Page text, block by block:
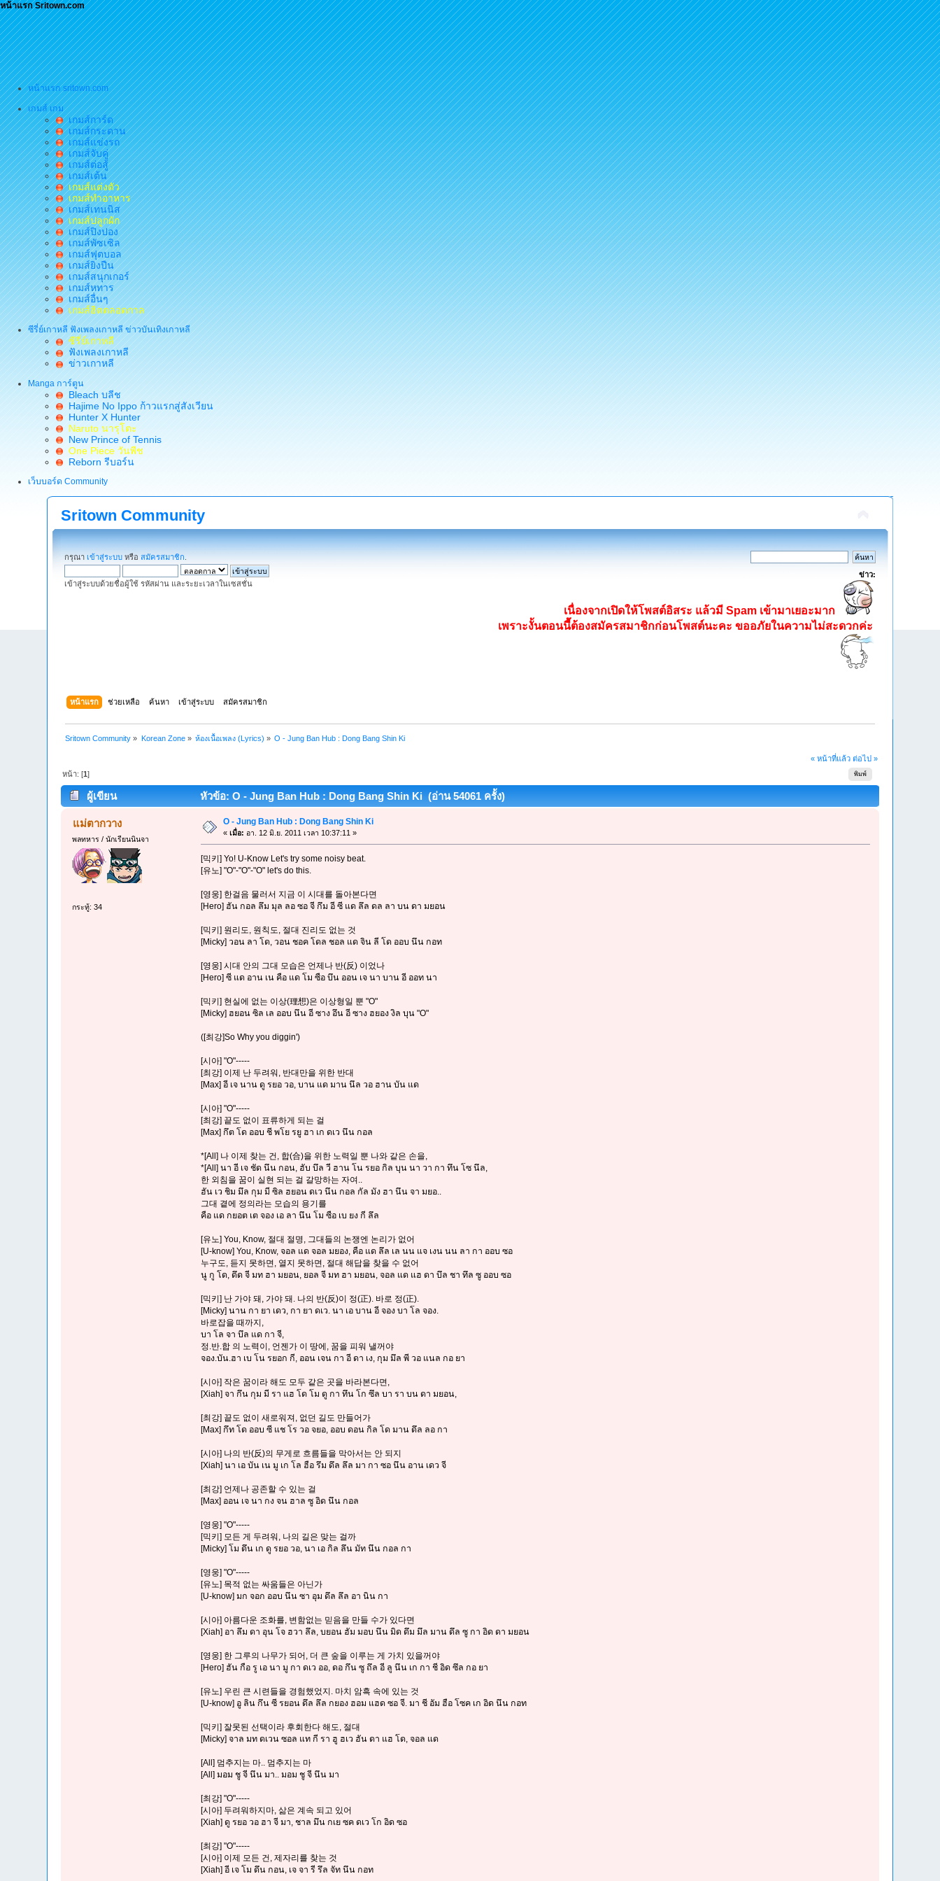
หน้าแรก Sritown.com
หน้าแรก sritown.com
เกมส์ เกม
เกมส์การ์ด
เกมส์กระดาน
เกมส์แข่งรถ
เกมส์จับคู่
เกมส์ต่อสู้
เกมส์เต้น
เกมส์แต่งตัว
เกมส์ทำอาหาร
เกมส์เทนนิส
เกมส์ปลูกผัก
เกมส์ปิงปอง
เกมส์พัซเซิล
เกมส์ฟุตบอล
เกมส์ยิงปืน
เกมส์สนุกเกอร์
เกมส์หทาร
เกมส์อื่นๆ
เกมส์ฮิตตลอดกาล
ซีรี่ย์เกาหลี ฟังเพลงเกาหลี ข่าวบันเทิงเกาหลี
ซีรี่ย์เกาหลี
ฟังเพลงเกาหลี
ข่าวเกาหลี
Manga การ์ตูน
Bleach บลีช
Hajime No Ippo ก้าวแรกสู่สังเวียน
Hunter X Hunter
Naruto นารุโตะ
New Prince of Tennis
One Piece วันพีช
Reborn รีบอร์น
เว็บบอร์ด Community
Sritown Community
กรุณา เข้าสู่ระบบ หรือสมัครสมาชิก
เข้าสู่ระบบด้วยชื่อผู้ใช้ รหัสผ่าน และระยะเวลาในเซสชั่น
ข่าว:
เนื่องจากเปิดให้โพสต์อิสระ แล้วมี Spam เข้ามาเยอะมาก
เพราะงั้นตอนนี้ต้องสมัครสมาชิกก่อนโพสต์นะคะ ขออภัยในความไม่สะดวกค่ะ
หน้าแรก ช่วยเหลือ ค้นหา เข้าสู่ระบบ สมัครสมาชิก
Sritown Community » Korean Zone» ห้องเนื้อเพลง (Lyrics) » O - Jung Ban Hub : Dong Bang Shin Ki
« หน้าที่แล้ว ต่อไป »
พิมพ์
หน้า: [1]
ผู้เขียน หัวข้อ: O - Jung Ban Hub : Dong Bang Shin Ki (อ่าน 54061 ครั้ง)
แม่ตากวาง
พลทหาร / นักเรียนนินจา
กระทู้: 34
O - Jung Ban Hub : Dong Bang Shin Ki
«เมื่อ: อา. 12 มิ.ย. 2011 เวลา 10:37:11 »
[믹키] Yo! U-Know Let's try some noisy beat.
[유노] "O"-"O"-"O" let's do this.
[영웅] 한걸음 물러서 지금 이 시대를 돌아본다면
[Hero] ฮัน กอล ลึม มุล ลอ ซอ จี กึม อี ซี แด ลึล ดล ลา บน ดา มยอน
[믹키] 원리도, 원칙도, 절대 진리도 없는 것
[Micky] วอน ลา โด, วอน ชอค โดล ชอล แด จิน ลี โด ออบ นึน กอท
[영웅] 시대 안의 그대 모습은 언제나 반(反) 이었나
[Hero] ซี แด อาน เน คือ แด โม ซือ บึน ออน เจ นา บาน อี ออท นา
[믹키] 현실에 없는 이상(理想)은 이상형일 뿐 "O"
[Micky] ฮยอน ซิล เล ออบ นึน อี ซาง อึน อี ซาง ฮยอง งิล บุน "O"
([최강]So Why you diggin')
[시아] "O"-----
[최강] 이제 난 두려워, 반대만을 위한 반대
[Max] อี เจ นาน ดู รยอ วอ, บาน แด มาน นึล วอ ฮาน บัน แด
[시아] "O"-----
[최강] 끝도 없이 표류하게 되는 걸
[Max] กึต โด ออบ ชี พโย รยู ฮา เก ดเว นึน กอล
*[All] 나 이제 찾는 건, 합(合)을 위한 노력일 뿐 나와 같은 손을,
*[All] นา อี เจ ชัด นึน กอน, ฮับ บึล วี ฮาน โน รยอ กิล บุน นา วา กา ทึน โซ นึล,
한 외침을 꿈이 실현 되는 걸 갈망하는 자여..
ฮัน เว ชิม มึล กุม มี ซิล ฮยอน ดเว นึน กอล กัล มัง ฮา นึน จา มยอ..
그대 곁에 정의라는 모습의 용기를
คือ แด กยอต เต จอง เอ ลา นึน โม ซือ เบ ยง กี ลึล
[유노] You, Know, 절대 절명, 그대들의 논쟁엔 논리가 없어
[U-know] You, Know, จอล แด จอล มยอง, คือ แด ลึล เล นน แจ เงน นน ลา กา ออบ ซอ
누구도, 듣지 못하면, 열지 못하면, 절대 해답을 찾을 수 없어
นู กู โด, ดึด จี มท ฮา มยอน, ยอล จี มท ฮา มยอน, จอล แด แฮ ดา บึล ชา ทึล ซู ออบ ซอ
[믹키] 난 가야 돼, 가야 돼. 나의 반(反)이 정(正). 바로 정(正).
[Micky] นาน กา ยา เดว, กา ยา ดเว. นา เอ บาน อี จอง บา โล จอง.
바로잡을 때까지,
บา โล จา บึล แด กา จี,
정.반.합 의 노력이, 언젠가 이 땅에, 꿈을 피워 낼꺼야
จอง.บัน.ฮา เบ โน รยอก กี, ออน เจน กา อี ดา เง, กุม มึล พี วอ แนล กอ ยา
[시아] 작은 꿈이라 해도 모두 같은 곳을 바라본다면,
[Xiah] จา กึน กุม มี รา แฮ โด โม ดู กา ทึน โก ซึล บา รา บน ดา มยอน,
[최강] 끝도 없이 새로워져, 없던 길도 만들어가
[Max] กึท โด ออบ ซี แช โร วอ จยอ, ออบ ดอน กิล โด มาน ดึล ลอ กา
[시아] 나의 반(反)의 무게로 흐름들을 막아서는 안 되지
[Xiah] นา เอ บัน เน มู เก โล ฮือ รึม ดึล ลึล มา กา ซอ นึน อาน เดว จี
[최강] 언제나 공존할 수 있는 걸
[Max] ออน เจ นา กง จน ฮาล ซู อิด นึน กอล
[영웅] "O"-----
[믹키] 모든 게 두려워, 나의 길은 맞는 걸까
[Micky] โม ดึน เก ดู รยอ วอ, นา เอ กิล ลึน มัท นึน กอล กา
[영웅] "O"-----
[유노] 목적 없는 싸움들은 아닌가
[U-know] มก จอก ออบ นึน ซา อุม ดึล ลึล อา นิน กา
[시아] 아름다운 조화를, 변함없는 믿음을 만들 수가 있다면
[Xiah] อา ลึม ดา อุน โจ ฮวา ลึล, บยอน ฮัม มอบ นึน มิด ดึม มึล มาน ดึล ซู กา อิด ดา มยอน
[영웅] 한 그루의 나무가 되어, 더 큰 숲을 이루는 게 가치 있을꺼야
[Hero] ฮัน กือ รู เอ นา มู กา ดเว ออ, ดอ กึน ซู ถึล อี ลู นึน เก กา ชี อิด ซึล กอ ยา
[유노] 우린 큰 시련들을 경험했었지. 마치 암흑 속에 있는 것
[U-know] อู ลิน กึน ซี รยอน ดึล ลึล กยอง ฮอม แฮด ซอ จี. มา ชี อัม ฮือ โซค เก อิด นึน กอท
[믹키] 잘못된 선택이라 후회한다 해도, 절대
[Micky] จาล มท ดเวน ซอล แท กี รา ฮู ฮเว ฮัน ดา แฮ โด, จอล แด
[All] 멈추지는 마.. 멈추지는 마
[All] มอม ชู จี นึน มา.. มอม ชู จี นึน มา
[최강] "O"-----
[시아] 두려워하지마, 삶은 계속 되고 있어
[Xiah] ดู รยอ วอ ฮา จี มา, ชาล มึน กเย ซค ดเว โก อิด ซอ
[최강] "O"-----
[시아] 이제 모든 건, 제자리를 찾는 것
[Xiah] อี เจ โม ดึน กอน, เจ จา รี รึล จัท นึน กอท